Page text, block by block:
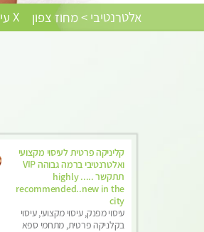
אלטרנטיבי > מחוז צפון X עיסוי מגבר לאישה
קליניקה פרטית לעיסוי מקצועי
ואלטרנטיבי ברמה גבוהה VIP
תתקשר ..... highly
recommended..new in the
city
עיסוי מפנק, עיסוי מקצועי, עיסוי
בקלניקה פרטית, מתחמי ספא